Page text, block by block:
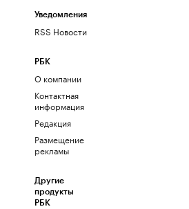
Уведомления
RSS Новости
РБК
О компании
Контактная
информация
Редакция
Размещение
рекламы
Другие
продукты
РБК